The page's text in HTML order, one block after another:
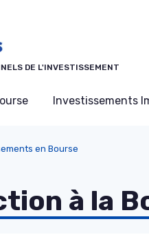
DE L'INVESTISSEMENT
Investissements
en Bourse
à la